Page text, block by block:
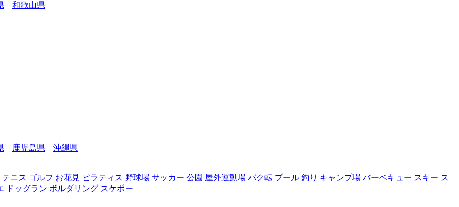
和歌山県
鹿児島県
沖縄県
テニス ゴルフ お花見 ピラティス 野球場 サッカー 公園 屋外運動場 バク転 プール 釣り キャンプ場 バーベキュー スキー ス
ドッグラン ボルダリング スケボー